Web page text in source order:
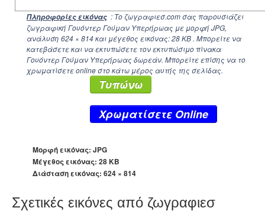
Πληροφορίες εικόνας : Το ζωγραφιεσ.com σας παρουσιάζει
ζωγραφική Γουόντερ Γούμαν Υπερήρωας με μορφή JPG,
ανάλυση 624 × 814και μέγεθος εικόνας: 28 KB . Μπορείτε να
κατεβάσετε και να εκτυπώσετε τον εκτυπώσιμο πίνακα
Γουόντερ Γούμαν Υπερήρωας δωρεάν. Μπορείτε επίσης να το
χρωματίσετε online στο κάτω μέρος αυτής της σελίδας.
Τυπώνω
Xρωματίσετε Online
Μορφή εικόνας: JPG
Μέγεθος εικόνας: 28 KB
Διάσταση εικόνας: 624 × 814
Σχετικές εικόνες από ζωγραφιεσ